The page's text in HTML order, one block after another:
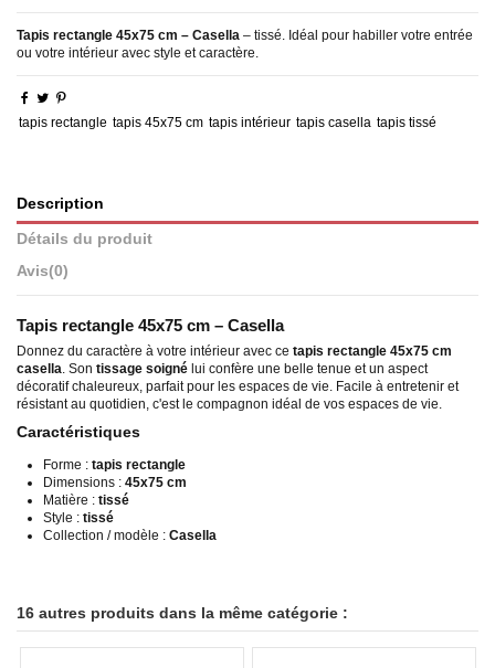
Tapis rectangle 45x75 cm – Casella – tissé. Idéal pour habiller votre entrée
ou votre intérieur avec style et caractère.
tapis rectangle tapis 45x75 cm tapis intérieur tapis casella tapis tissé
Description
Détails du produit
Avis(0)
Tapis rectangle 45x75 cm – Casella
Donnez du caractère à votre intérieur avec ce tapis rectangle 45x75 cm
casella. Son tissage soigné lui confère une belle tenue et un aspect
décoratif chaleureux, parfait pour les espaces de vie. Facile à entretenir et
résistant au quotidien, c'est le compagnon idéal de vos espaces de vie.
Caractéristiques
Forme : tapis rectangle
Dimensions : 45x75 cm
Matière : tissé
Style : tissé
Collection / modèle : Casella
16 autres produits dans la même catégorie :